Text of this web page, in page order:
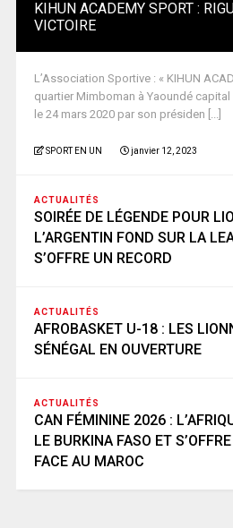
KIHUN ACADEMY SPORT :
VICTOIRE
L’Association Sportive : « KIHUN
quartier Mimboman à Yaoundé
le 24 mars 2020 par son présiden [...]
SPORT EN UN janvier 12, 2023
ACTUALITÉS
SOIRÉE DE LÉGENDE POUR
L’ARGENTIN FOND SUR LA
S’OFFRE UN RECORD
ACTUALITÉS
AFROBASKET U-18 : LES
SÉNÉGAL EN OUVERTURE
ACTUALITÉS
CAN FÉMININE 2026 :
LE BURKINA FASO ET
FACE AU MAROC